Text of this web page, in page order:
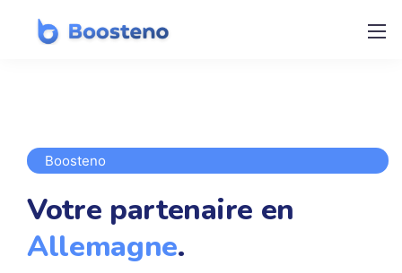
Boosteno
Votre partenaire en
Allemagne.